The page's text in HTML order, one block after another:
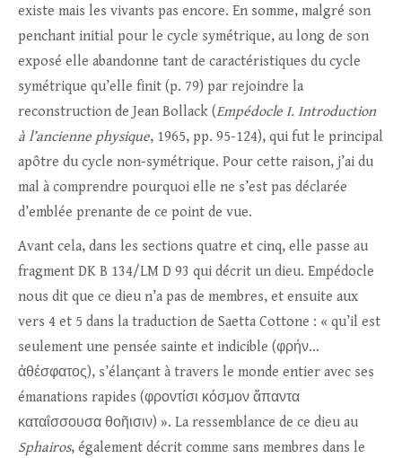
existe mais les vivants pas encore. En somme, malgré son
penchant initial pour le cycle symétrique, au long de son
exposé elle abandonne tant de caractéristiques du cycle
symétrique qu’elle finit (p. 79) par rejoindre la
reconstruction de Jean Bollack (Empédocle I. Introduction
à l’ancienne physique, 1965, pp. 95-124), qui fut le principal
apôtre du cycle non-symétrique. Pour cette raison, j’ai du
mal à comprendre pourquoi elle ne s’est pas déclarée
d’emblée prenante de ce point de vue.
Avant cela, dans les sections quatre et cinq, elle passe au
fragment DK B 134/LM D 93 qui décrit un dieu. Empédocle
nous dit que ce dieu n’a pas de membres, et ensuite aux
vers 4 et 5 dans la traduction de Saetta Cottone : « qu’il est
seulement une pensée sainte et indicible (φρήν…
ἀθέσφατος), s’élançant à travers le monde entier avec ses
émanations rapides (φροντίσι κόσμον ἅπαντα
καταΐσσουσα θοῆισιν) ». La ressemblance de ce dieu au
Sphairos, également décrit comme sans membres dans le